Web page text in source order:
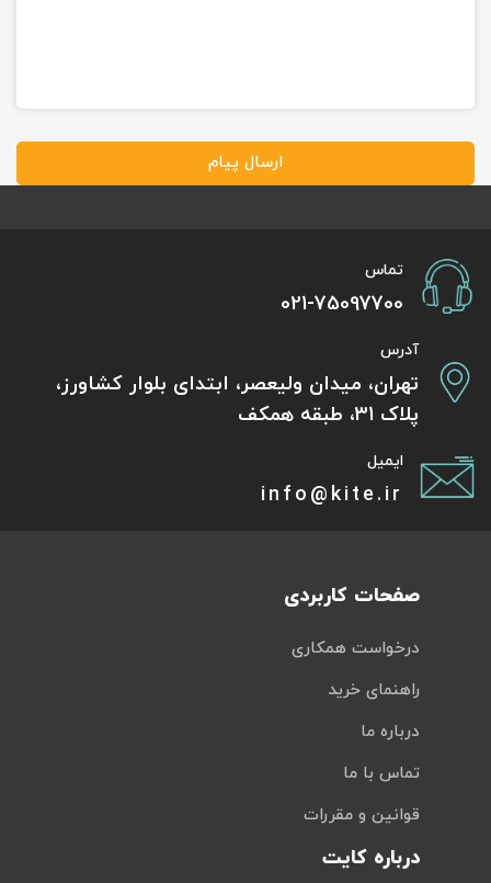
ارسال پیام
تماس
021-75097700
آدرس
تهران، میدان ولیعصر، ابتدای بلوار کشاورز،
پلاک 31، طبقه همکف
ایمیل
info@kite.ir
صفحات کاربردی
درخواست همکاری
راهنمای خرید
درباره ما
تماس با ما
قوانین و مقررات
درباره کایت